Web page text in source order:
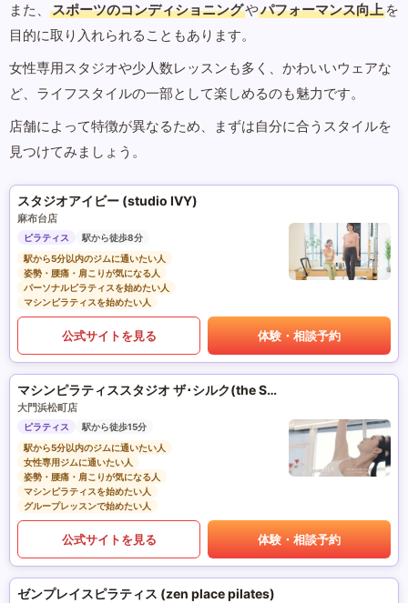
また、
スポーツのコンディショニングやパフォーマンス向上 を
目的に取り入れられることもあります。
女性専用スタジオや少人数レッスンも多く、かわいいウェアな
ど、ライフスタイルの一部として楽しめるのも魅力です。
店舗によって特徴が異なるため、まずは自分に合うスタイルを
見つけてみましょう。
スタジオアイビー (studio IVY)
麻布台店
ピラティス
駅から徒歩8分
駅から5分以内のジムに通いたい人
姿勢・腰痛・肩こりが気になる人
パーソナルピラティスを始めたい人
マシンピラティスを始めたい人
公式サイトを見る 体験・相談予約
マシンピラティススタジオ ザ･シルク(the SILK)
大門浜松町店
ピラティス
駅から徒歩15分
駅から5分以内のジムに通いたい人
女性専用ジムに通いたい人
姿勢・腰痛・肩こりが気になる人
マシンピラティスを始めたい人
グループレッスンで始めたい人
公式サイトを見る 体験・相談予約
ゼンプレイスピラティス (zen place pilates)